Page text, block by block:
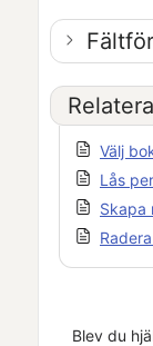
Välj
Lås
Skapa
Blev du